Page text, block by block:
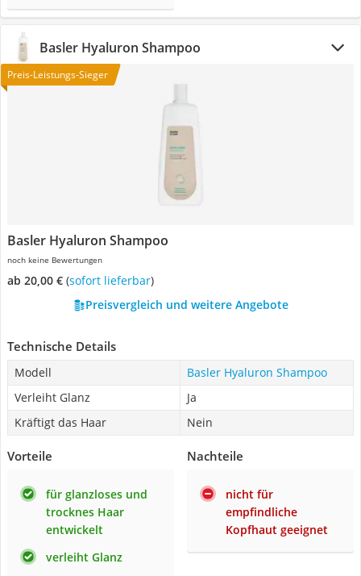
Basler Hyaluron Shampoo
Preis-Leistungs-Sieger
Basler Hyaluron Shampoo
noch keine Bewertungen
ab 20,00 € ( Sofort lieferbar)
Preisvergleich und weitere Angebote
Technische Details
Modell
Basler Hyaluron Shampoo
Verleiht Glanz
Ja
Kräftigt das Haar
Nein
Vorteile
für glanzloses und
trocknes Haar
entwickelt
verleiht Glanz
Nachteile
nicht für
empfindliche
Kopfhaut geeignet